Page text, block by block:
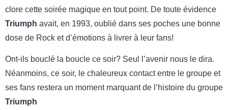
clore cette soirée magique en tout point. De toute évidence
Triumph avait, en 1993, oublié dans ses poches une bonne
dose de Rock et d’émotions à livrer à leur fans!
Ont-ils bouclé la boucle ce soir? Seul l’avenir nous le dira.
Néanmoins, ce soir, le chaleureux contact entre le groupe et
ses fans restera un moment marquant de l’histoire du groupe
Triumph